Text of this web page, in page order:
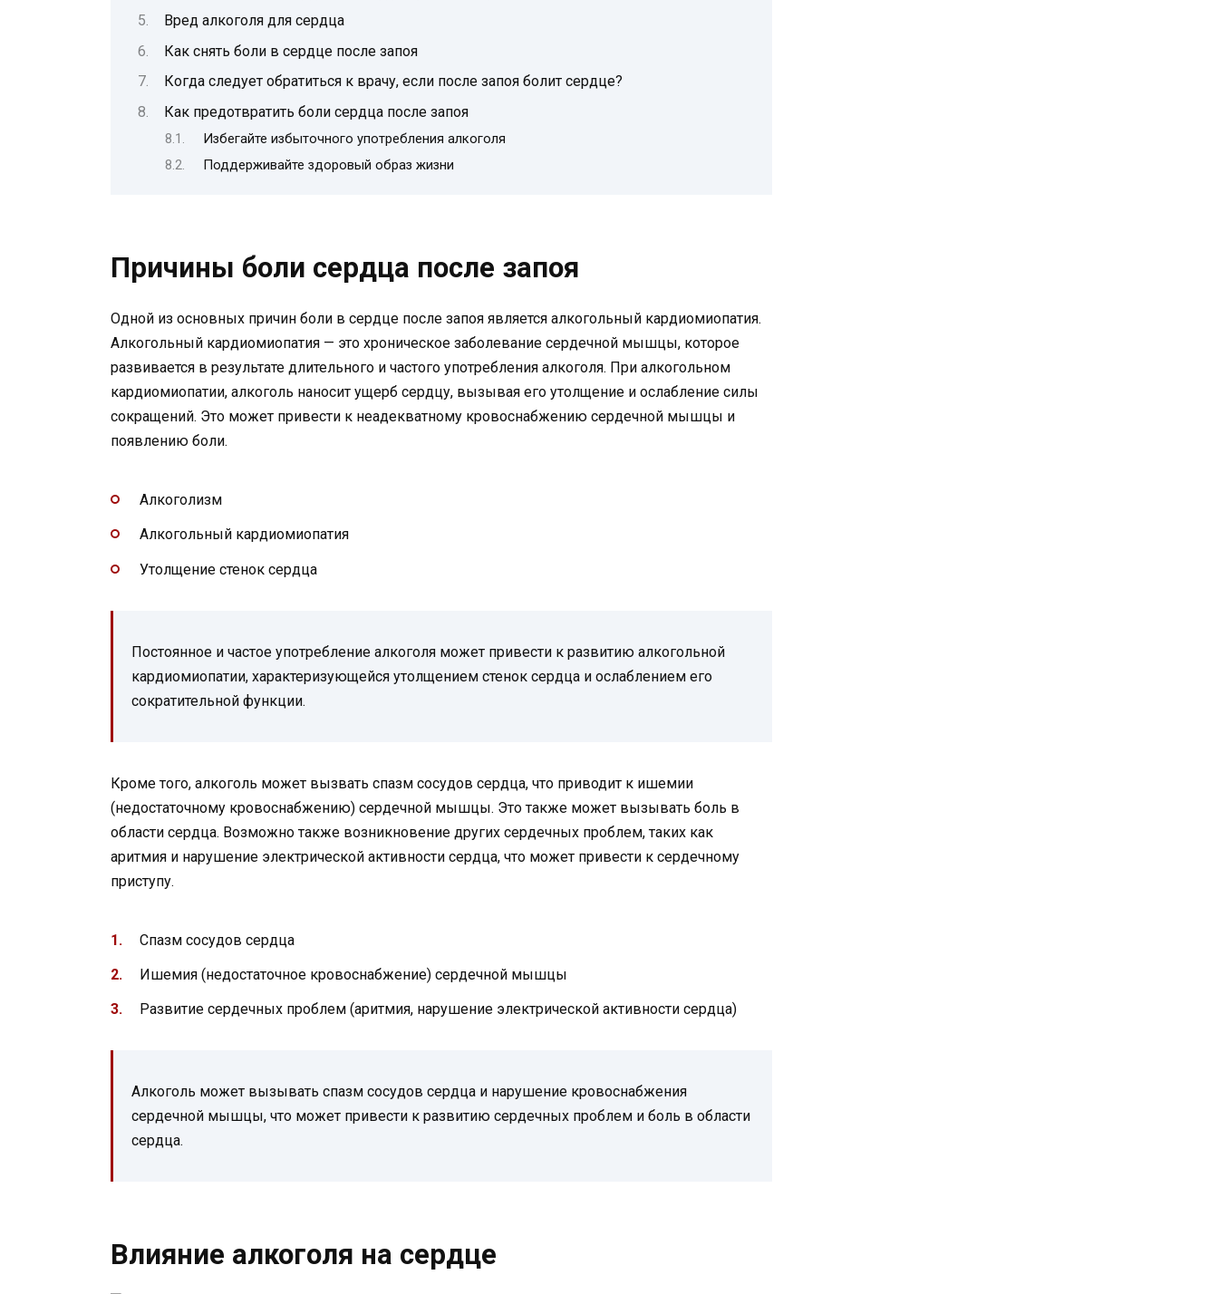
Вред алкоголя для сердца
Как снять боли в сердце после запоя
Когда следует обратиться к врачу, если после запоя болит сердце?
Как предотвратить боли сердца после запоя
Избегайте избыточного употребления алкоголя
Поддерживайте здоровый образ жизни
Причины боли сердца после запоя
Одной из основных причин боли в сердце после запоя является алкогольный кардиомиопатия.
Алкогольный кардиомиопатия — это хроническое заболевание сердечной мышцы, которое
развивается в результате длительного и частого употребления алкоголя. При алкогольном
кардиомиопатии, алкоголь наносит ущерб сердцу, вызывая его утолщение и ослабление силы
сокращений. Это может привести к неадекватному кровоснабжению сердечной мышцы и
появлению боли.
Алкоголизм
Алкогольный кардиомиопатия
Утолщение стенок сердца
Постоянное и частое употребление алкоголя может привести к развитию алкогольной
кардиомиопатии, характеризующейся утолщением стенок сердца и ослаблением его
сократительной функции.
Кроме того, алкоголь может вызвать спазм сосудов сердца, что приводит к ишемии
(недостаточному кровоснабжению) сердечной мышцы. Это также может вызывать боль в
области сердца. Возможно также возникновение других сердечных проблем, таких как
аритмия и нарушение электрической активности сердца, что может привести к сердечному
приступу.
Спазм сосудов сердца
Ишемия (недостаточное кровоснабжение) сердечной мышцы
Развитие сердечных проблем (аритмия, нарушение электрической активности сердца)
Алкоголь может вызывать спазм сосудов сердца и нарушение кровоснабжения
сердечной мышцы, что может привести к развитию сердечных проблем и боль в области
сердца.
Влияние алкоголя на сердце